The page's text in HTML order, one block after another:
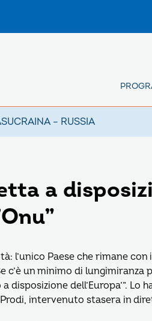
UCRAINA – RUSSIA
a
l’unico Paese che rimane
c’è un minimo di lungimiranza
dell’Europa’”. Lo
intervenuto stasera in